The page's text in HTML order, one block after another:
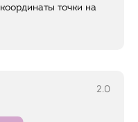
точки на
2.0